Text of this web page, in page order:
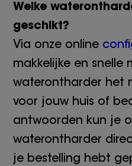
Welke
geschikt?
Via onze online
makkelijke en snelle
waterontharder het
voor jouw huis of
antwoorden kun je
waterontharder
je bestelling hebt